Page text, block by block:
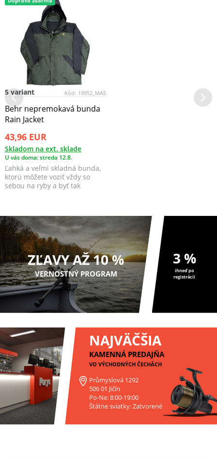
Kód: 19952_MAS
5 variant
Behr nepremokavá bunda
Rain Jacket
43,96 EUR
Skladom na ext. sklade
U vás doma: streda 12.8.
Ľahká a veľmi skladná bunda,
ktorú môžete voziť vždy so
sebou na ryby a byť tak
ZĽAVY AŽ 10 %
VERNOSTNÝ PROGRAM
3 %
ihneď po
registrácii
NAJVÄČŠIA
KAMENNÁ PREDAJŇA
VO VÝCHODNÝCH ČECHÁCH
Průmyslová 1292
506 01 Jičín
Po-Ne: 8:00-19:00
Štátne sviatky: Zatvorené